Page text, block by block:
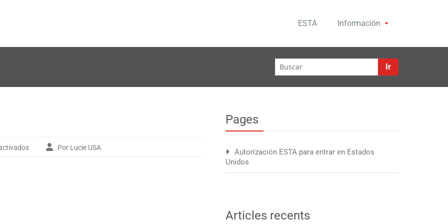
ESTA Información
Ir
en
Por Lucie USA
Pages
Autorización ESTA para entrar en Estados
Unidos
Articles recents